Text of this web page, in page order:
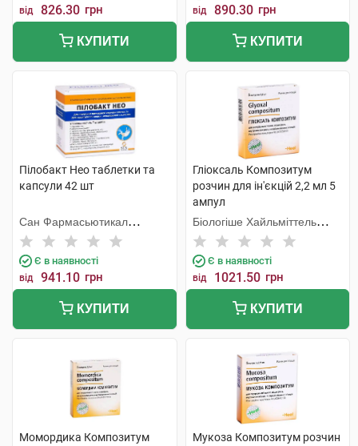
від 826.30 грн
КУПИТИ
від 890.30 грн
КУПИТИ
Пілобакт Нео таблетки та
капсули 42 шт
Сан Фармасьютикал
Індастріз
Є в наявності
від 941.10 грн
КУПИТИ
Гліоксаль Композитум
розчин для ін'єкцій 2,2 мл 5
ампул
Біологіше Хайльміттель
Хеель
Є в наявності
від 1021.50 грн
КУПИТИ
Момордика Композитум
Мукоза Композитум розчин